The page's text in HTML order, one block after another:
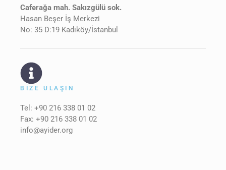
Caferağa mah. Sakızgülü sok.
Hasan Beşer İş Merkezi
No: 35 D:19 Kadıköy/İstanbul
BIZE ULAŞIN
Tel: +90 216 338 01 02
Fax: +90 216 338 01 02
info@ayider.org